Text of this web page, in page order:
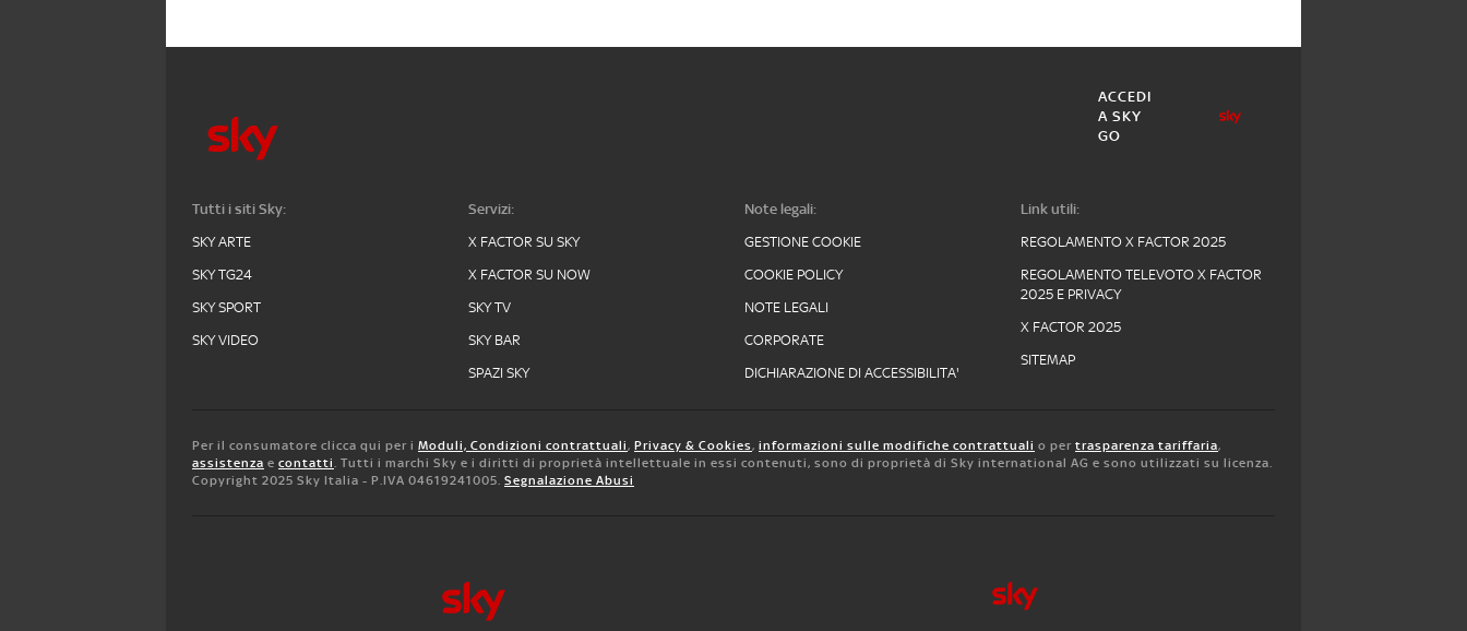
ACCEDI
A SKY
GO
Tutti i siti Sky:
SKY ARTE
SKY TG24
SKY SPORT
SKY VIDEO
Servizi:
X FACTOR SU SKY
X FACTOR SU NOW
SKY TV
SKY BAR
SPAZI SKY
Note legali:
GESTIONE COOKIE
COOKIE POLICY
NOTE LEGALI
CORPORATE
DICHIARAZIONE DI ACCESSIBILITA'
Link utili:
REGOLAMENTO X FACTOR 2025
REGOLAMENTO TELEVOTO X FACTOR
2025 E PRIVACY
X FACTOR 2025
SITEMAP
Per il consumatore clicca qui per i Moduli, Condizioni contrattuali, Privacy & Cookies, informazioni sulle modifiche contrattuali o per trasparenza tariffaria,
assistenza e contatti. Tutti i marchi Sky e i diritti di proprietà intellettuale in essi contenuti, sono di proprietà di Sky international AG e sono utilizzati su licenza.
Copyright 2025 Sky Italia - P.IVA 04619241005. Segnalazione Abusi